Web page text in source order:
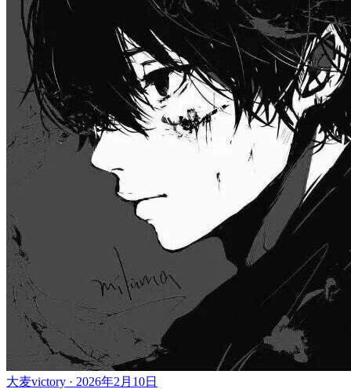
大麦victory · 2026年2月10日